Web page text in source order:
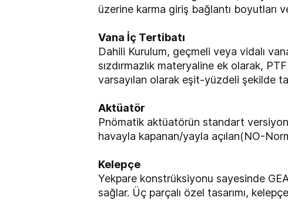
üzerine karma giriş bağlantı boyutları
Vana İç Tertibatı
Dahili Kurulum, geçmeli veya vidalı
sızdırmazlık materyaline ek olarak,
varsayılan olarak eşit-yüzdeli şekilde
Aktüatör
Pnömatik aktüatörün standart
havayla kapanan/yayla açılan(NO-
Kelepçe
Yekpare konstrüksiyonu sayesinde
sağlar. Üç parçalı özel tasarımı,